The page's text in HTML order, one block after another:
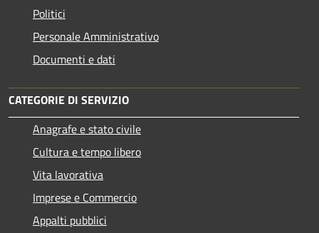
Politici
Personale Amministrativo
Documenti e dati
CATEGORIE DI SERVIZIO
Anagrafe e stato civile
Cultura e tempo libero
Vita lavorativa
Imprese e Commercio
Appalti pubblici